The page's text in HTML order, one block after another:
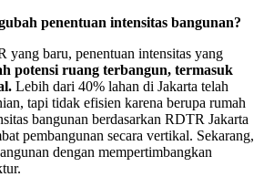
penentuan intensitas bangunan?
yang baru, penentuan intensitas yang
potensi ruang terbangun, termasuk
Lebih dari 40% lahan di Jakarta telah
tapi tidak efisien karena berupa rumah
bangunan berdasarkan RDTR Jakarta
pembangunan secara vertikal. Sekarang,
dengan mempertimbangkan